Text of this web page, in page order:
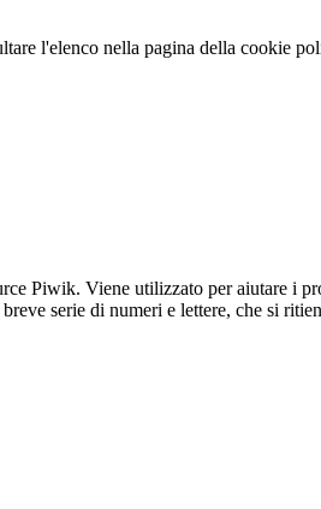
l'elenco nella pagina della cookie
Piwik. Viene utilizzato per aiutare i
serie di numeri e lettere, che si